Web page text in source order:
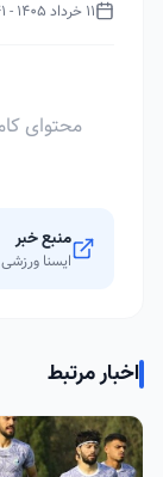
11 خرداد 1405 - 10:41
محتوای
منبع خبر
ایسنا ورزشی
اخبار مرتبط